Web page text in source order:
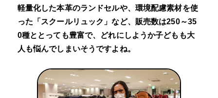
軽量化した本革のランドセルや、環境配慮素材を使
った「スクールリュック」など、販売数は250～35
0種ととっても豊富で、どれにしようか子どもも大
人も悩んでしまいそうですよね。